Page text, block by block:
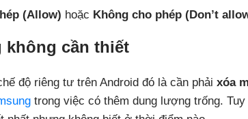
(Allow) hoặc Không cho phép (Don’t
không cần thiết
độ riêng tư trên Android đó là cần phải xóa
trong việc có thêm dung lượng trống.